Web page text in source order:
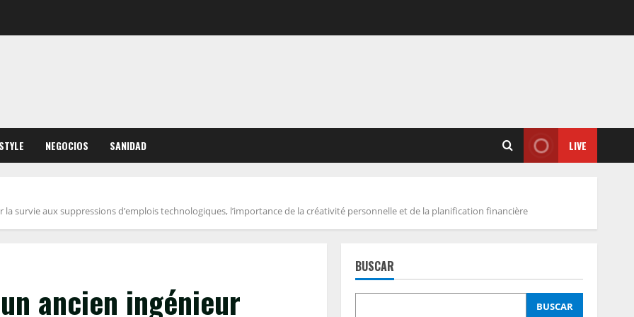
NEGOCIOS SANIDAD LIVE
survie aux suppressions d’emplois technologiques, l’importance de la créativité personnelle et de la planification financière
ancien ingénieur
BUSCAR
BUSCAR